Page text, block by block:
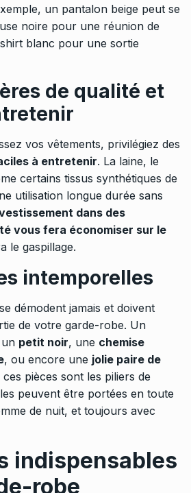
un pantalon beige peut se
noire pour une réunion de
blanc pour une sortie
de qualité et
vos vêtements, privilégiez des
à entretenir. La laine, le
certains tissus synthétiques de
utilisation longue durée sans
dans des
vous fera économiser sur le
le gaspillage.
intemporelles
démodent jamais et doivent
de votre garde-robe. Un
petit noir, une chemise
, ou encore une jolie paire de
ces pièces sont les piliers de
peuvent être portées en toute
de nuit, et toujours avec
indispensables
robe